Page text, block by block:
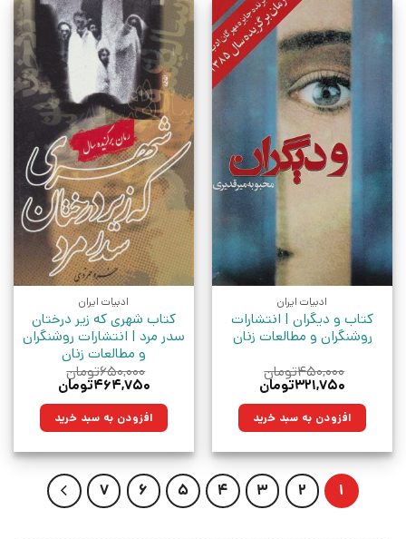
ادبیات ایران
کتاب و دیگران | انتشارات
روشنگران و مطالعات زنان
۴۵۰,۰۰۰تومان
قیمت
۴۵۰,۰۰۰تومان
بود.
۳۲۱,۷۵۰تومان
۳۲۱,۷۵۰تومان.افزودن به سبد خرید
ادبیات ایران
کتاب شهری که زیر درختان
سدر مرد | انتشارات روشنگران
و مطالعات زنان
۶۵۰,۰۰۰تومان
قیمت
۶۵۰,۰۰۰تومان
بود.
۴۶۴,۷۵۰تومان
۴۶۴,۷۵۰تومان.افزودن به سبد خرید
1
2
3
4
5
6
7